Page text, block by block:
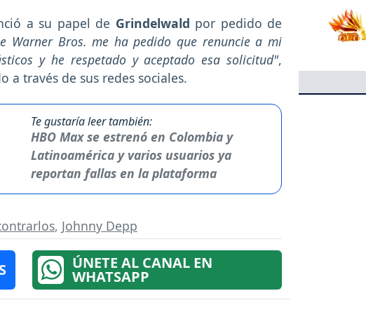
a su papel de Grindelwald por pedido de
Warner Bros. me ha pedido que renuncie a mi
y he respetado y aceptado esa solicitud",
través de sus redes sociales.
Te gustaría leer también:
HBO Max se estrenó en Colombia y
Latinoamérica y varios usuarios ya
reportan fallas en la plataforma
, Johnny Depp
ÚNETE AL CANAL EN
WHATSAPP